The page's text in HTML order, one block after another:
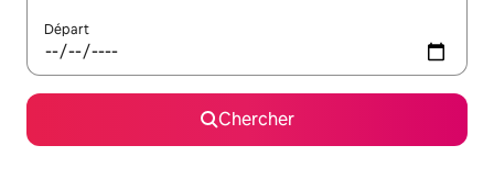
Départ
Chercher